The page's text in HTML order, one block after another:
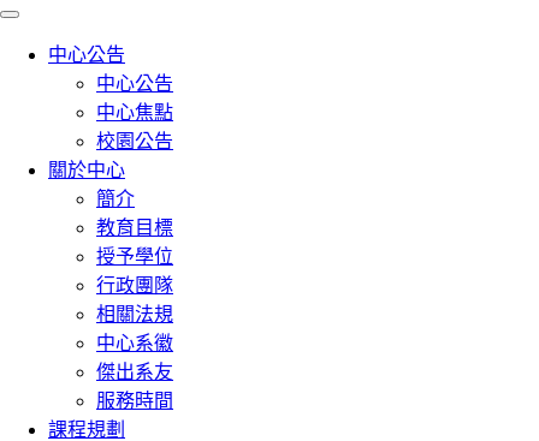
中心公告
中心公告
中心焦點
校園公告
關於中心
簡介
教育目標
授予學位
行政團隊
相關法規
中心系徽
傑出系友
服務時間
課程規劃